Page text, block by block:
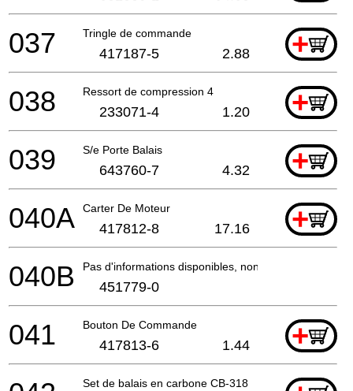
Tringle de commande +
037 417187-5 2.88
Ressort de compression 4 +
038 233071-4 1.20
S/e Porte Balais +
039 643760-7 4.32
Carter De Moteur +
040A 417812-8 17.16
Pas d'informations disponibles, non commandable
040B 451779-0
Bouton De Commande +
041 417813-6 1.44
Set de balais en carbone CB-318